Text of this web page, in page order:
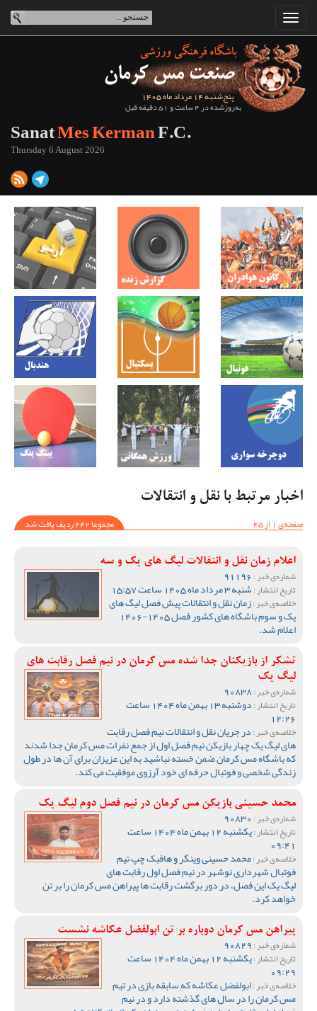
پنج‌شنبه 14 مرداد ماه 1405
به‌روزشده در 4 ساعت و 51 دقیقه قبل
SanatMes KermanF.C.
Thursday 6 August 2026
اخبار مرتبط با نقل و انتقالات
صفحه‌ی 1 از 45
مجموعا 442 ردیف یافت شد
اعلام زمان نقل و انتقالات لیگ های یک و سه
شماره‌ی خبر :
تاریخ انتشار :شنبه 3 مرداد ماه 1405 ساعت 15:57
خلاصه‌ی خبر :زمان نقل و انتقالات پیش فصل لیگ های
یک و سوم باشگاه های کشور فصل 1405-1406
اعلام شد.
تشکر از بازیکنان جدا شده مس کرمان در نیم فصل رقابت های
لیگ یک
شماره‌ی خبر :
تاریخ انتشار : دوشنبه 13 بهمن ماه 1404 ساعت
12:26
خلاصه‌ی خبر :در جریان نقل و انتقالات نیم فصل رقابت
های لیگ یک چهار بازیکن نیم فصل اول از جمع نفرات مس کرمان جدا شدند
که باشگاه مس کرمان ضمن خسته نباشید به این عزیزان برای آن ها در طول
زندگی شخصی و فوتبال حرفه ای خود آرزوی موفقیت می کند.
محمد حسینی بازیکن مس کرمان در نیم فصل دوم لیگ یک
شماره‌ی خبر :
تاریخ انتشار : یکشنبه 12 بهمن ماه 1404 ساعت
09:41
خلاصه‌ی خبر :محمد حسینی وینگر و هافبک چپ تیم
فوتبال شهرداری نوشهر در نیم فصل اول رقابت های
لیگ یک این فصل، در دور برگشت رقابت ها پیراهن مس کرمان را بر تن
خواهد کرد.
پیراهن مس کرمان دوباره بر تن ابولفضل عکاشه نشست
شماره‌ی خبر :
تاریخ انتشار : یکشنبه 12 بهمن ماه 1404 ساعت
09:29
خلاصه‌ی خبر :ابولفضل عکاشه که سابقه بازی در تیم
مس کرمان را در سال های گذشته دارد و در نیم